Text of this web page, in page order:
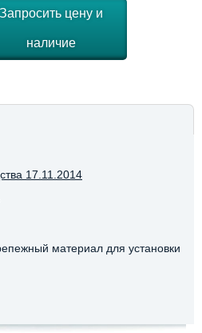
Запросить цену и
наличие
17.11.2014
материал для установки